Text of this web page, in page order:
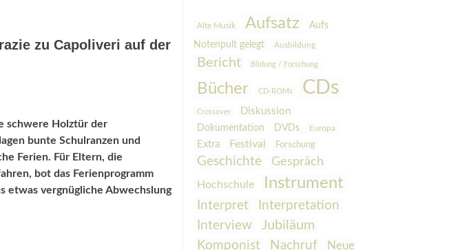
zu Capoliveri auf der
schwere Holztür der
bunte Schulranzen und
Ferien. Für Eltern, die
bot das Ferienprogramm
etwas vergnügliche Abwechslung
Alte Musik Aufsatz
Aufs
Notenpult gelegt
Ausbildung
Bericht Bildung / Forschung
Bücher CD-ROMs CDs
Crossover Diskussion
Dokumentation DVDs Europa
Extra Festival Forschung
Geschichte Gespräch
Hochschule Instrument
Interpret
Interpretation
Interview
Jubiläum
Komponist
Nachruf Neue